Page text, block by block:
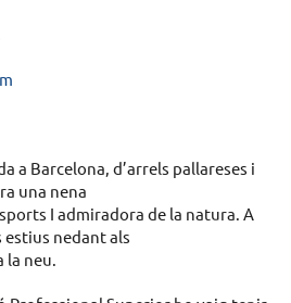
a Barcelona, d’arrels pallareses i
una nena
I admiradora de la natura. A
estius nedant als
neu.